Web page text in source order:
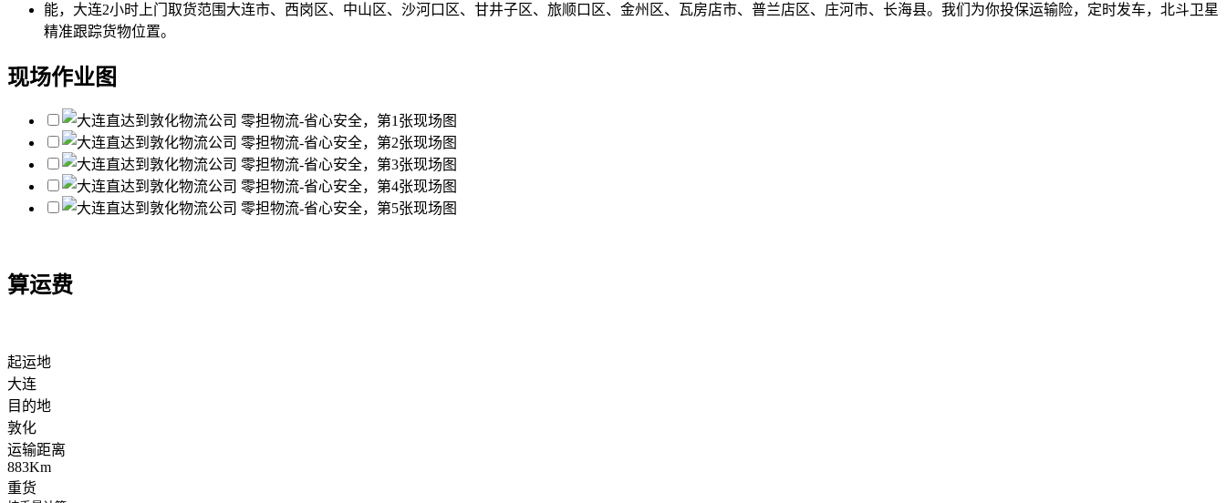
能，大连2小时上门取货范围大连市、西岗区、中山区、沙河口区、甘井子区、旅顺口区、金州区、瓦房店市、普兰店区、庄河市、长海县。我们为你投保运输险，定时发车，北斗卫星
精准跟踪货物位置。
现场作业图
算运费
起运地
大连
目的地
敦化
运输距离
883Km
重货